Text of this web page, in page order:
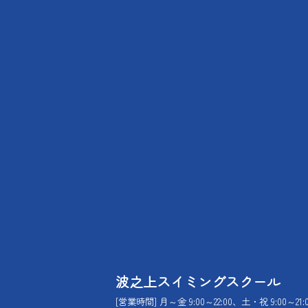
波之上スイミングスクール
[営業時間] 月～金 9:00～22:00、土・祝 9:00～